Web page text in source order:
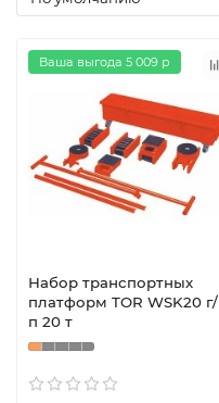
Ваша выгода 5 009 р
Набор транспортных
платформ TOR WSK20 г/
п 20 т